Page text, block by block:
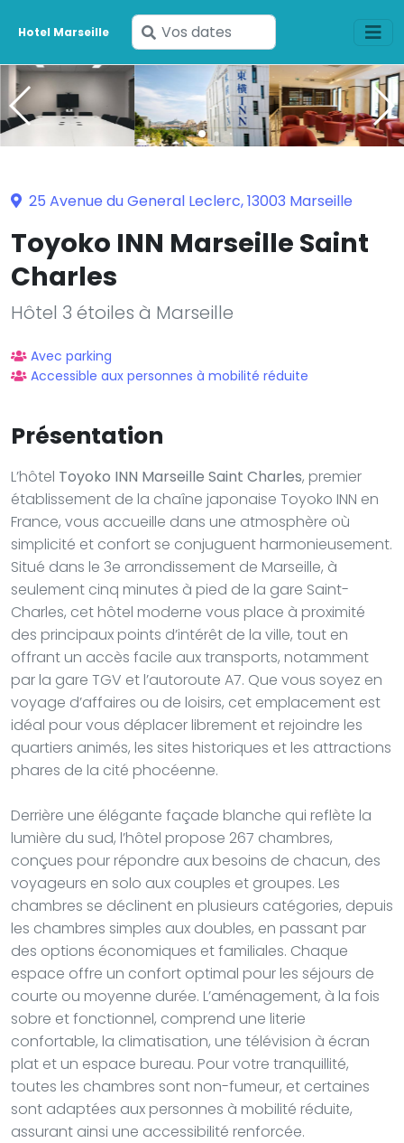
Hotel Marseille
Saisissez
vos
25 Avenue du General Leclerc, 13003 Marseille
Toyoko INN Marseille Saint
Charles
Hôtel 3 étoiles à Marseille
Avec parking
Accessible aux personnes à mobilité réduite
Présentation
L’hôtel Toyoko INN Marseille Saint Charles, premier
établissement de la chaîne japonaise Toyoko INN en
France, vous accueille dans une atmosphère où
simplicité et confort se conjuguent harmonieusement.
Situé dans le 3e arrondissement de Marseille, à
seulement cinq minutes à pied de la gare Saint-
Charles, cet hôtel moderne vous place à proximité
des principaux points d’intérêt de la ville, tout en
offrant un accès facile aux transports, notamment
par la gare TGV et l’autoroute A7. Que vous soyez en
voyage d’affaires ou de loisirs, cet emplacement est
idéal pour vous déplacer librement et rejoindre les
quartiers animés, les sites historiques et les attractions
phares de la cité phocéenne.
Derrière une élégante façade blanche qui reflète la
lumière du sud, l’hôtel propose 267 chambres,
conçues pour répondre aux besoins de chacun, des
voyageurs en solo aux couples et groupes. Les
chambres se déclinent en plusieurs catégories, depuis
les chambres simples aux doubles, en passant par
des options économiques et familiales. Chaque
espace offre un confort optimal pour les séjours de
courte ou moyenne durée. L’aménagement, à la fois
sobre et fonctionnel, comprend une literie
confortable, la climatisation, une télévision à écran
plat et un espace bureau. Pour votre tranquillité,
toutes les chambres sont non-fumeur, et certaines
sont adaptées aux personnes à mobilité réduite,
assurant ainsi une accessibilité renforcée.